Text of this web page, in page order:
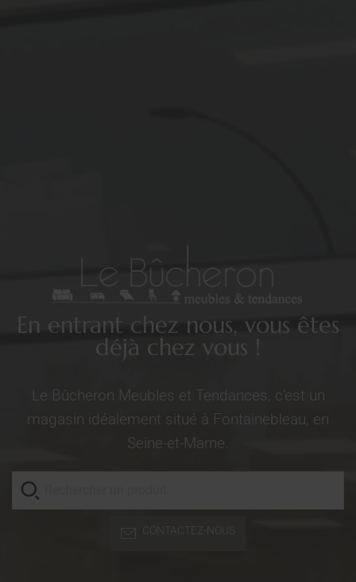
En entrant chez nous, vous êtes
déjà chez vous !
Le Bûcheron Meubles et Tendances, c’est un
magasin idéalement situé à Fontainebleau, en
Seine-et-Marne.
CONTACTEZ-NOUS